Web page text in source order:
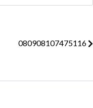
080908107475116